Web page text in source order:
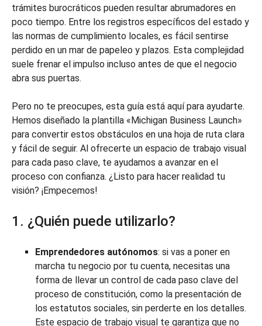
trámites burocráticos pueden resultar abrumadores en
poco tiempo. Entre los registros específicos del estado y
las normas de cumplimiento locales, es fácil sentirse
perdido en un mar de papeleo y plazos. Esta complejidad
suele frenar el impulso incluso antes de que el negocio
abra sus puertas.
Pero no te preocupes, esta guía está aquí para ayudarte.
Hemos diseñado la plantilla «Michigan Business Launch»
para convertir estos obstáculos en una hoja de ruta clara
y fácil de seguir. Al ofrecerte un espacio de trabajo visual
para cada paso clave, te ayudamos a avanzar en el
proceso con confianza. ¿Listo para hacer realidad tu
visión? ¡Empecemos!
1. ¿Quién puede utilizarlo?
Emprendedores autónomos: si vas a poner en
marcha tu negocio por tu cuenta, necesitas una
forma de llevar un control de cada paso clave del
proceso de constitución, como la presentación de
los estatutos sociales, sin perderte en los detalles.
Este espacio de trabajo visual te garantiza que no